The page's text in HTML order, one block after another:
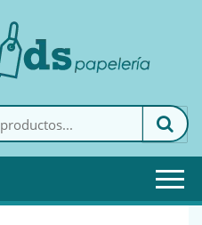
My Goods es tu papelería
online de confianza. Podrás
encontrar todo lo necesario